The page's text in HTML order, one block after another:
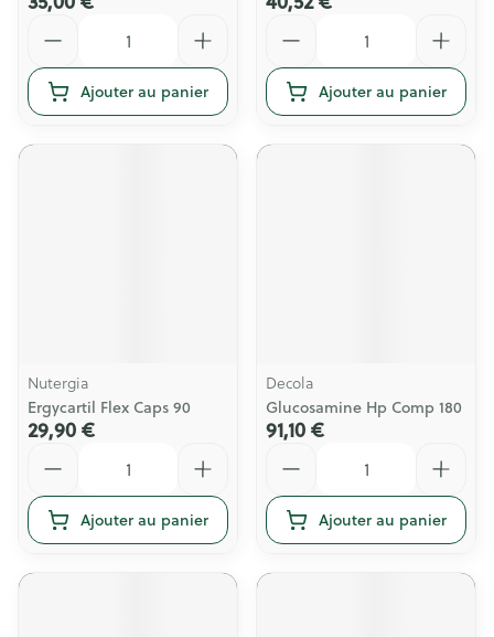
Ajouter au panier Ajouter au panier
Nutergia
Ergycartil Flex Caps 90
29,90 €
Ajouter au panier
Decola
Glucosamine Hp Comp 180
91,10 €
Ajouter au panier